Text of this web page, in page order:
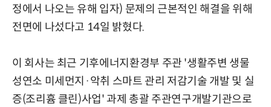
정에서 나오는 유해 입자) 문제의 근본적인 해결을 위해
전면에 나섰다고 14일 밝혔다.
이 회사는 최근 기후에너지환경부 주관 '생활주변 생물
성연소 미세먼지·악취 스마트 관리 저감기술 개발 및 실
증(조리흄 클린)사업' 과제 총괄 주관연구개발기관으로